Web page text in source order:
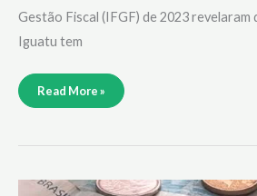
Gestão Fiscal (IFGF) de 2023 revelaram
Iguatu tem
Read More »
Reforma